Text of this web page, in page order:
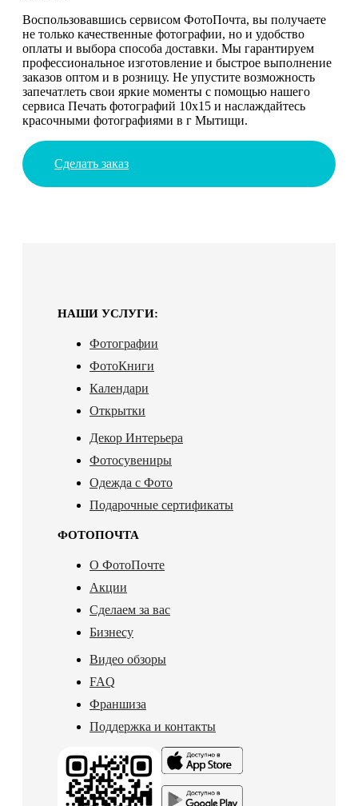
Воспользовавшись сервисом ФотоПочта, вы получаете
не только качественные фотографии, но и удобство
оплаты и выбора способа доставки. Мы гарантируем
профессиональное изготовление и быстрое выполнение
заказов оптом и в розницу. Не упустите возможность
запечатлеть свои яркие моменты с помощью нашего
сервиса Печать фотографий 10х15 и наслаждайтесь
красочными фотографиями в г Мытищи.
Сделать заказ
НАШИ УСЛУГИ:
Фотографии
ФотоКниги
Календари
Открытки
Декор Интерьера
Фотосувениры
Одежда с Фото
Подарочные сертификаты
ФОТОПОЧТА
О ФотоПочте
Акции
Сделаем за вас
Бизнесу
Видео обзоры
FAQ
Франшиза
Поддержка и контакты